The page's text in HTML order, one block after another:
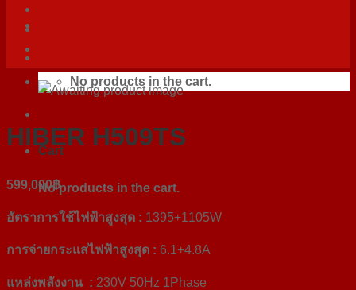
No products in the cart.
Cart
No products in the cart.
HIBER H509TS
599,000฿
อัตราการใช้ไฟฟ้าสูงสุด : 1395+1105W
การจ่ายกระแสไฟฟ้าสูงสุด : 6.1+4.8A
แหล่งพลังงาน : 230V 50Hz 1Phase